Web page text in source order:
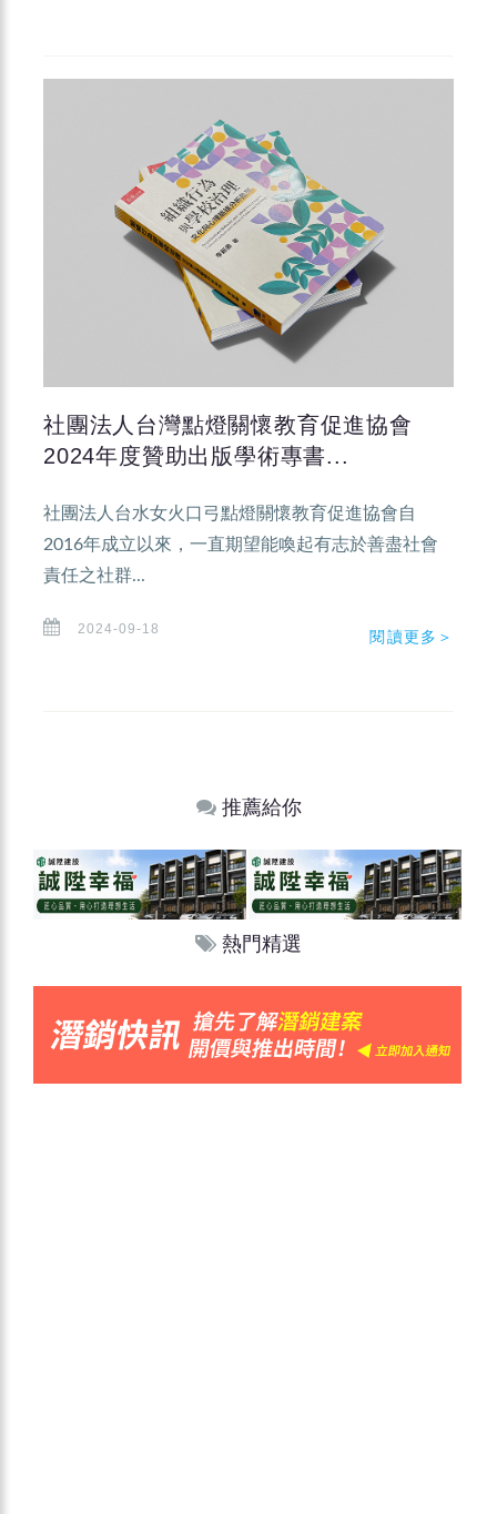
社團法人台灣點燈關懷教育促進協會
2024年度贊助出版學術專書...
社團法人台水女火口弓點燈關懷教育促進協會自
2016年成立以來，一直期望能喚起有志於善盡社會
責任之社群...
2024-09-18 閱讀更多＞
推薦給你
熱門精選